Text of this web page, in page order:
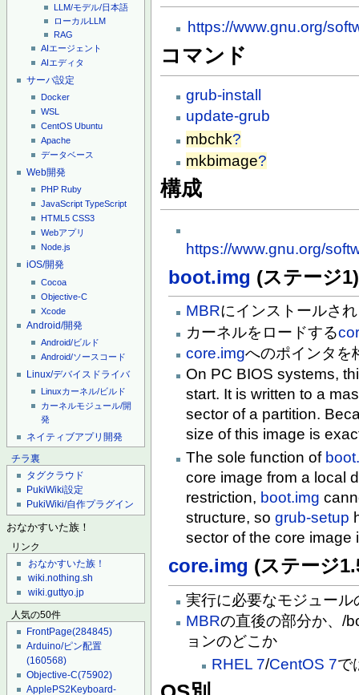
LLM/モデル/日本語
ローカルLLM
RAG
AIエージェント
AIエディタ
サーバ設定
Docker
WSL
CentOS Ubuntu
Apache
データベース
Web開発
PHP Ruby
JavaScript TypeScript
HTML5 CSS3
Webアプリ
Node.js
iOS/開発
Cocoa
Objective-C
Xcode
Android/開発
Android/ビルド
Android/ソースコード
Linux/デバイスドライバ
Linuxカーネル/ビルド
カーネルモジュール/開
発
ネイティブアプリ開発
チラ裏
タグクラウド
PukiWiki設定
PukiWiki/自作プラグイン
おなかすいた族！
リンク
おなかすいた族！
wiki.nothing.sh
wiki.guttyo.jp
人気の50件
FrontPage(284845)
Arduino/ピン配置
(160568)
Objective-C(75902)
ApplePS2Keyboard-
https://www.gnu.org/
コマンド
grub-install
update-grub
mbchk?
mkbimage?
構成
https://www.gnu.org/
boot.img (ステージ1)
MBRにインストールさ
カーネルをロードする
core.imgへのポインタを
On PC BIOS systems,
start. It is written to a
sector of a partition.
size of this image is
The sole function of
core image from a local
restriction, boot.img
structure, sogrub-setup
sector of the core image
core.img (ステージ
実行に必要なモジュー
MBRの直後の部分か、/
ョンのどこか
RHEL 7/CentOS 7で